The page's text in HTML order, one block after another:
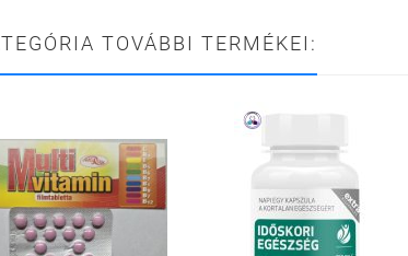
TOVÁBBI TERMÉKEI: